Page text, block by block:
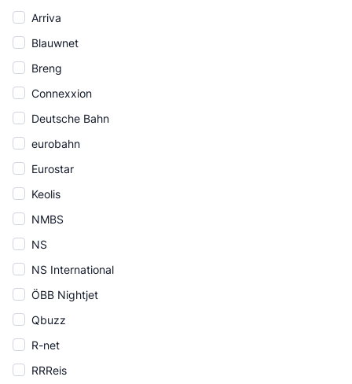
Arriva
Blauwnet
Breng
Connexxion
Deutsche Bahn
eurobahn
Eurostar
Keolis
NMBS
NS
NS International
ÖBB Nightjet
Qbuzz
R-net
RRReis